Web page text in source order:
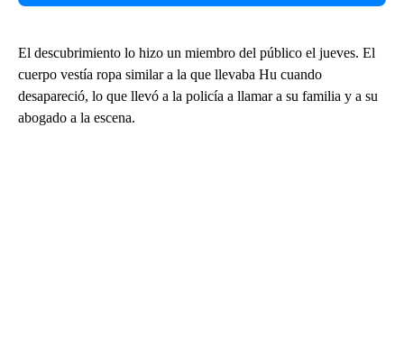
El descubrimiento lo hizo un miembro del público el jueves. El
cuerpo vestía ropa similar a la que llevaba Hu cuando
desapareció, lo que llevó a la policía a llamar a su familia y a su
abogado a la escena.